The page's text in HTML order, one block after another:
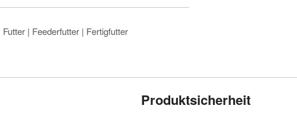
| Feederfutter | Fertigfutter
Produktsicherheit